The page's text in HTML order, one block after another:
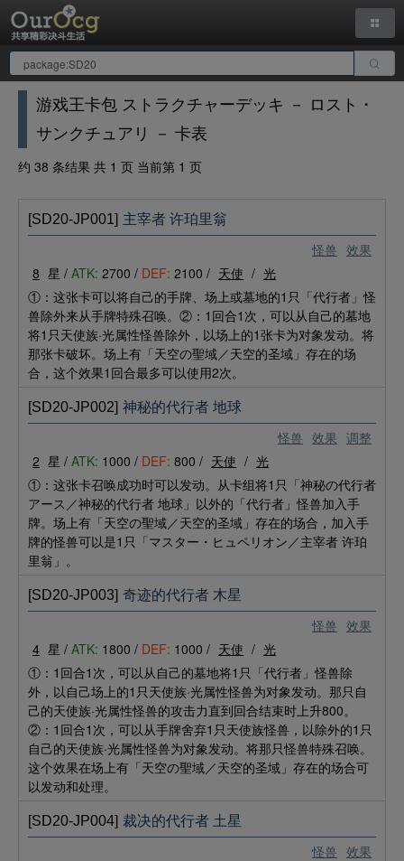
游戏王卡包 ストラクチャーデッキ － ロスト・
サンクチュアリ － 卡表
约 38 条结果 共 1 页 当前第 1 页
怪兽 效果
[SD20-JP001] 主宰者 许珀里翁
8 星 / ATK: 2700 / DEF: 2100 / 天使 / 光
①：这张卡可以将自己的手牌、场上或墓地的1只「代行者」怪
兽除外来从手牌特殊召唤。②：1回合1次，可以从自己的墓地
将1只天使族·光属性怪兽除外，以场上的1张卡为对象发动。将
那张卡破坏。场上有「天空の聖域／天空的圣域」存在的场
合，这个效果1回合最多可以使用2次。
怪兽 效果 调整
[SD20-JP002] 神秘的代行者 地球
2 星 / ATK: 1000 / DEF: 800 / 天使 / 光
①：这张卡召唤成功时可以发动。从卡组将1只「神秘の代行者
アース／神秘的代行者 地球」以外的「代行者」怪兽加入手
牌。场上有「天空の聖域／天空的圣域」存在的场合，加入手
牌的怪兽可以是1只「マスター・ヒュペリオン／主宰者 许珀
里翁」。
怪兽 效果
[SD20-JP003] 奇迹的代行者 木星
4 星 / ATK: 1800 / DEF: 1000 / 天使 / 光
①：1回合1次，可以从自己的墓地将1只「代行者」怪兽除
外，以自己场上的1只天使族·光属性怪兽为对象发动。那只自
己的天使族·光属性怪兽的攻击力直到回合结束时上升800。
②：1回合1次，可以从手牌舍弃1只天使族怪兽，以除外的1只
自己的天使族·光属性怪兽为对象发动。将那只怪兽特殊召唤。
这个效果在场上有「天空の聖域／天空的圣域」存在的场合可
以发动和处理。
怪兽 效果
[SD20-JP004] 裁决的代行者 土星